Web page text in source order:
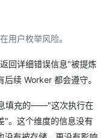
用户枚举风险。
回详细错误信息"被提炼
续 Worker 都会遵守。
填充的——"这次执行在
"。这个维度的信息没有